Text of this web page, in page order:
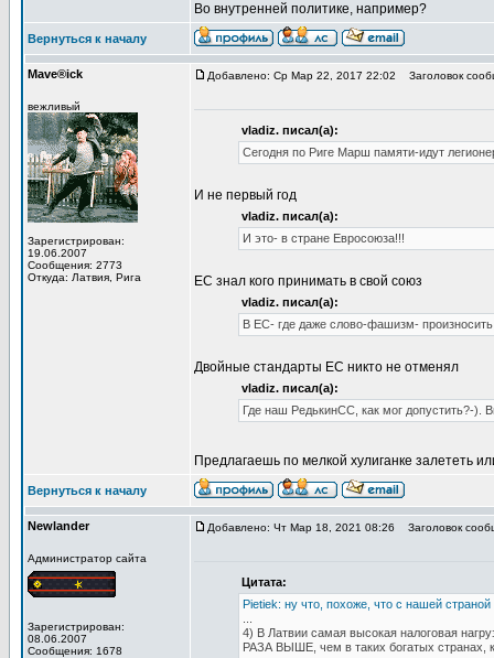
Во внутренней политике, например?
Вернуться к началу
Mave®ick
вежливый
Зарегистрирован:
19.06.2007
Сообщения: 2773
Откуда: Латвия, Рига
Добавлено: Ср Мар 22, 2017 22:02 Заголовок
vladiz. писал(а):
Сегодня по Риге Марш памяти-идут
И не первый год
vladiz. писал(а):
И это- в стране Евросоюза!!!
ЕС знал кого принимать в свой союз
vladiz. писал(а):
В ЕС- где даже слово-фашизм-
Двойные стандарты ЕС никто не отменял
vladiz. писал(а):
Где наш РедькинСС, как мог допустить?-).
Предлагаешь по мелкой хулиганке залететь
Вернуться к началу
Newlander
Администратор сайта
Зарегистрирован:
08.06.2007
Сообщения: 1678
Добавлено: Чт Мар 18, 2021 08:26 Заголовок
Цитата:
Pietiek: ну что, похоже, что с нашей
4) В Латвии самая высокая налоговая
РАЗА ВЫШЕ, чем в таких богатых странах,